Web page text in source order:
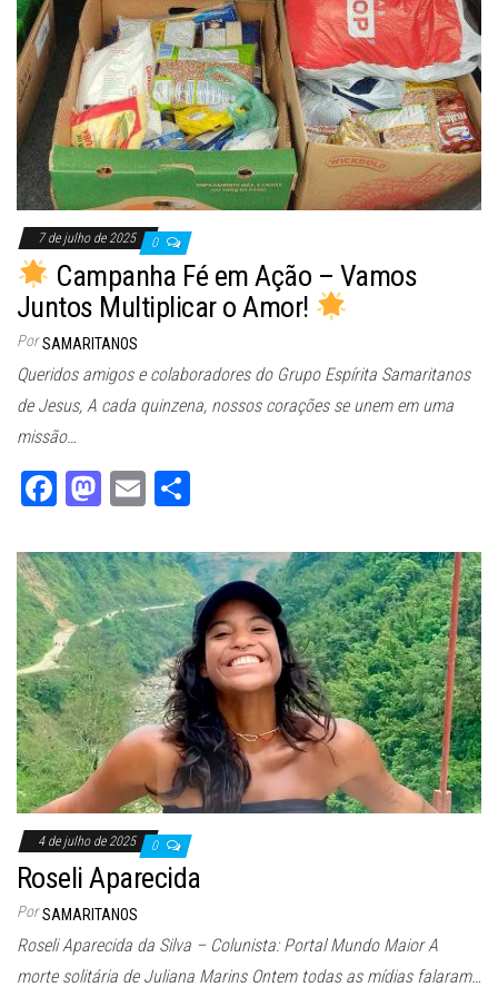
7 de julho de 2025 0
Campanha Fé em Ação – Vamos
Juntos Multiplicar o Amor!
Por SAMARITANOS
Queridos amigos e colaboradores do Grupo Espírita Samaritanos
de Jesus, A cada quinzena, nossos corações se unem em uma
missão…
Fa
bo
ok
M
to
do
n
E
ail e
4 de julho de 2025 0
Roseli Aparecida
Por SAMARITANOS
Roseli Aparecida da Silva – Colunista: Portal Mundo Maior A
morte solitária de Juliana Marins Ontem todas as mídias falaram…